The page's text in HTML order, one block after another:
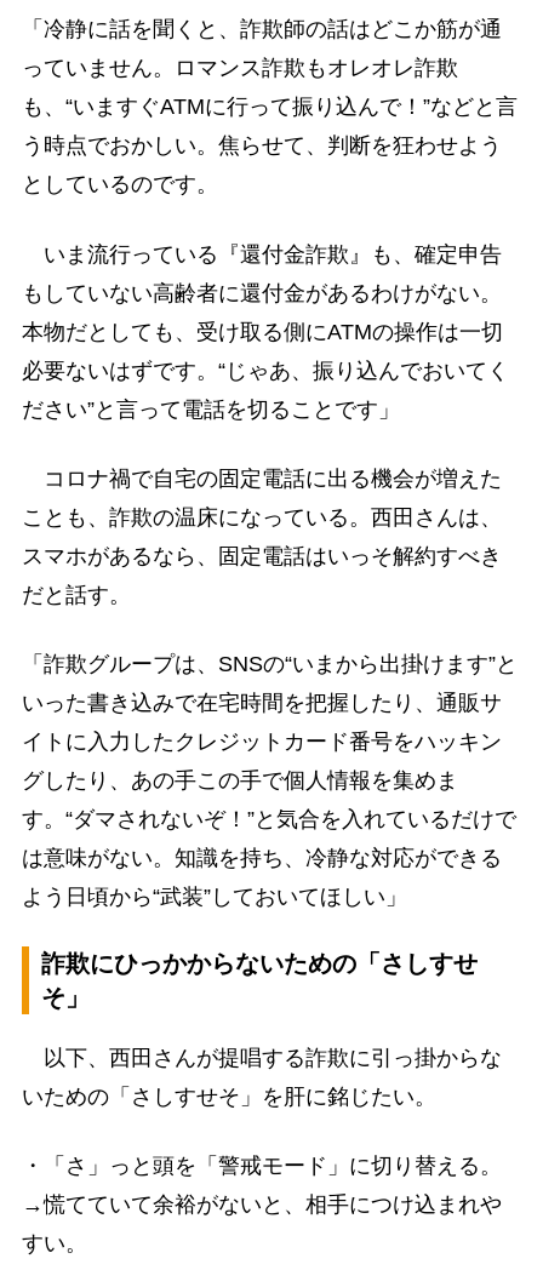
「冷静に話を聞くと、詐欺師の話はどこか筋が通
っていません。ロマンス詐欺もオレオレ詐欺
も、“いますぐATMに行って振り込んで！”などと言
う時点でおかしい。焦らせて、判断を狂わせよう
としているのです。
いま流行っている『還付金詐欺』も、確定申告
もしていない高齢者に還付金があるわけがない。
本物だとしても、受け取る側にATMの操作は一切
必要ないはずです。“じゃあ、振り込んでおいてく
ださい”と言って電話を切ることです」
コロナ禍で自宅の固定電話に出る機会が増えた
ことも、詐欺の温床になっている。西田さんは、
スマホがあるなら、固定電話はいっそ解約すべき
だと話す。
「詐欺グループは、SNSの“いまから出掛けます”と
いった書き込みで在宅時間を把握したり、通販サ
イトに入力したクレジットカード番号をハッキン
グしたり、あの手この手で個人情報を集めま
す。“ダマされないぞ！”と気合を入れているだけで
は意味がない。知識を持ち、冷静な対応ができる
よう日頃から“武装”しておいてほしい」
詐欺にひっかからないための「さしすせ
そ」
以下、西田さんが提唱する詐欺に引っ掛からな
いための「さしすせそ」を肝に銘じたい。
・「さ」っと頭を「警戒モード」に切り替える。
→慌てていて余裕がないと、相手につけ込まれや
すい。